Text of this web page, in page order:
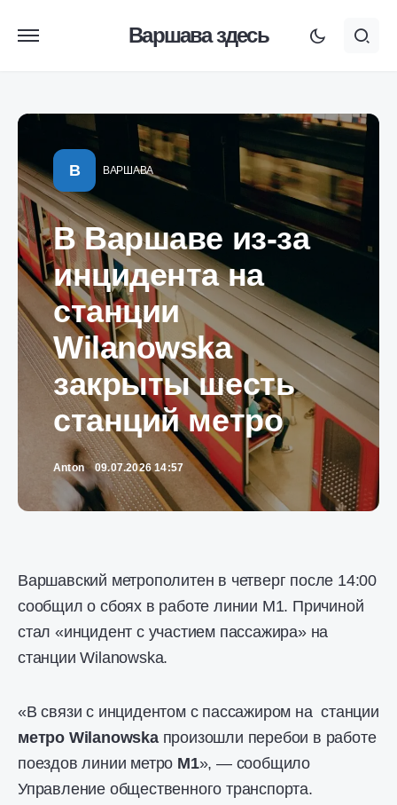
Варшава здесь
В ВАРШАВА
В Варшаве из-за
инцидента на
станции
Wilanowska
закрыты шесть
станций метро
Anton 09.07.2026 14:57
Варшавский метрополитен в четверг после 14:00
сообщил о сбоях в работе линии М1. Причиной
стал «инцидент с участием пассажира» на
станции Wilanowska.
«В связи с инцидентом с пассажиром на станции
метро Wilanowskaпроизошли перебои в работе
поездов линии метро М1», — сообщило
Управление общественного транспорта.